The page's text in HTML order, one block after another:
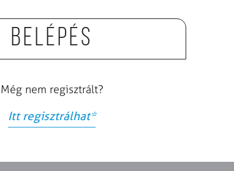
Belépés
Még nem regisztrált?
Itt regisztrálhat*